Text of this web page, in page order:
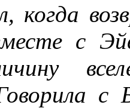
когда
с
с